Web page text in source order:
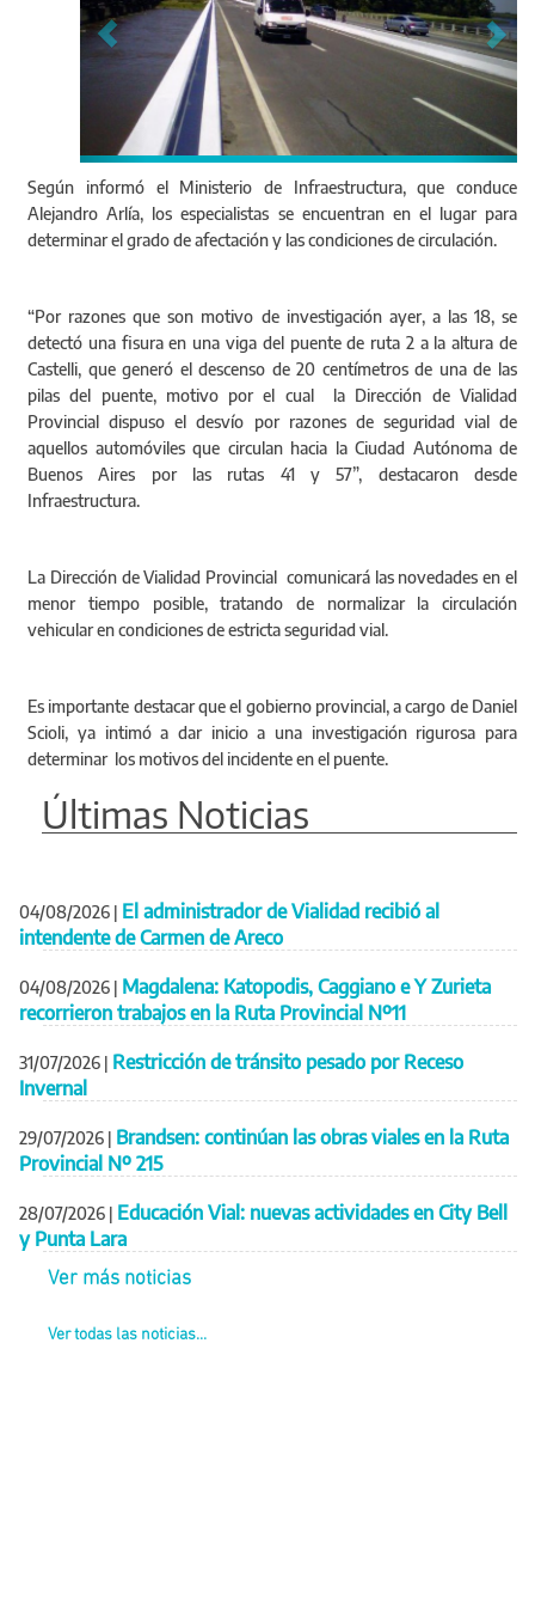
Según informó el Ministerio de Infraestructura, que conduce
Alejandro Arlía, los especialistas se encuentran en el lugar para
determinar el grado de afectación y las condiciones de circulación.
“Por razones que son motivo de investigación ayer, a las 18, se
detectó una fisura en una viga del puente de ruta 2 a la altura de
Castelli, que generó el descenso de 20 centímetros de una de las
pilas del puente, motivo por el cual la Dirección de Vialidad
Provincial dispuso el desvío por razones de seguridad vial de
aquellos automóviles que circulan hacia la Ciudad Autónoma de
Buenos Aires por las rutas 41 y 57”, destacaron desde
Infraestructura.
La Dirección de Vialidad Provincial comunicará las novedades en el
menor tiempo posible, tratando de normalizar la circulación
vehicular en condiciones de estricta seguridad vial.
Es importante destacar que el gobierno provincial, a cargo de Daniel
Scioli, ya intimó a dar inicio a una investigación rigurosa para
determinar los motivos del incidente en el puente.
Últimas Noticias
04/08/2026 | El administrador de Vialidad recibió al
intendente de Carmen de Areco
04/08/2026 | Magdalena: Katopodis, Caggiano e Y Zurieta
recorrieron trabajos en la Ruta Provincial Nº11
31/07/2026 | Restricción de tránsito pesado por Receso
Invernal
29/07/2026 | Brandsen: continúan las obras viales en la Ruta
Provincial Nº 215
28/07/2026 | Educación Vial: nuevas actividades en City Bell
y Punta Lara
Ver más noticias
Ver todas las noticias...